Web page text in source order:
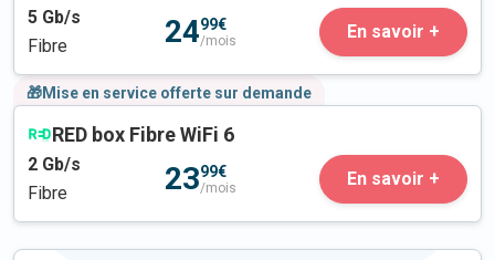
5 Gb/s
Fibre
2499€
/mois En savoir +
🎁Mise en service offerte sur demande
RED box Fibre WiFi 6
2 Gb/s
Fibre
2399€
/mois En savoir +